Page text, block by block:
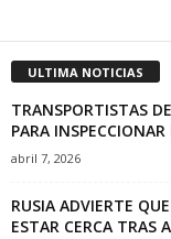
ULTIMA NOTICIAS
TRANSPORTISTAS
PARA
abril 7, 2026
RUSIA ADVIERTE
ESTAR CERCA TRAS